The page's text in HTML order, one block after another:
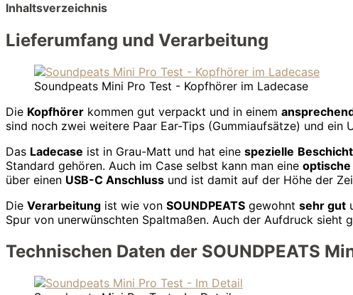
Inhaltsverzeichnis
Lieferumfang und Verarbeitung
Soundpeats Mini Pro Test - Kopfhörer im Ladecase
Die Kopfhörer kommen gut verpackt und in einem
sind noch zwei weitere Paar Ear-Tips (Gummiaufsätze) und ein
Das Ladecase ist in Grau-Matt und hat eine spezielle
Standard gehören. Auch im Case selbst kann man eine optische
über einen USB-C Anschluss und ist damit auf der Höhe der
Die Verarbeitung ist wie von SOUNDPEATS gewohnt sehr gut
Spur von unerwünschten Spaltmaßen. Auch der Aufdruck sieht
Technischen Daten der SOUNDPEATS